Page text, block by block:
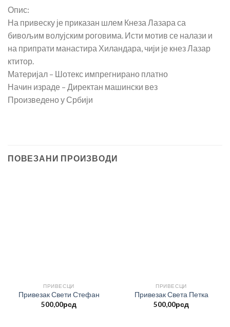
Опис:
На привеску је приказан шлем Кнеза Лазара са
бивољим волујским роговима. Исти мотив се налази и
на припрати манастира Хиландара, чији је кнез Лазар
ктитор.
Материјал – Шотекс импрегнирано платно
Начин израде – Директан машински вез
Произведено у Србији
ПОВЕЗАНИ ПРОИЗВОДИ
ПРИВЕСЦИ
Привезак Свети Стефан
500,00рсд
ПРИВЕСЦИ
Привезак Света Петка
500,00рсд